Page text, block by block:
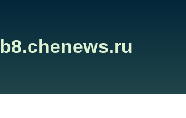
b8.chenews.ru